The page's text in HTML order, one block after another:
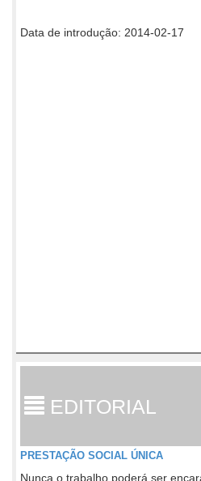
Data de introdução: 2014-02-17
EDITORIAL
PRESTAÇÃO SOCIAL ÚNICA
Nunca o trabalho poderá ser